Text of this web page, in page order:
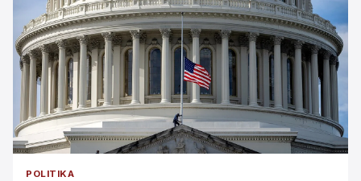
POLITIKA